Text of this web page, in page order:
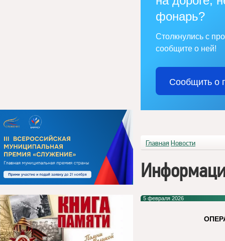
фонарь?
Столкнулись с
сообщите о ней!
Сообщить о
Главная Новости
5 февраля 2026